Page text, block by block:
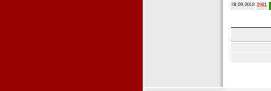
29.09.2018 0981